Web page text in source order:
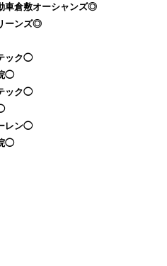
車倉敷オーシャンズ◎
ーンズ◎
ック◯
◯
ック◯
レン◯
◯